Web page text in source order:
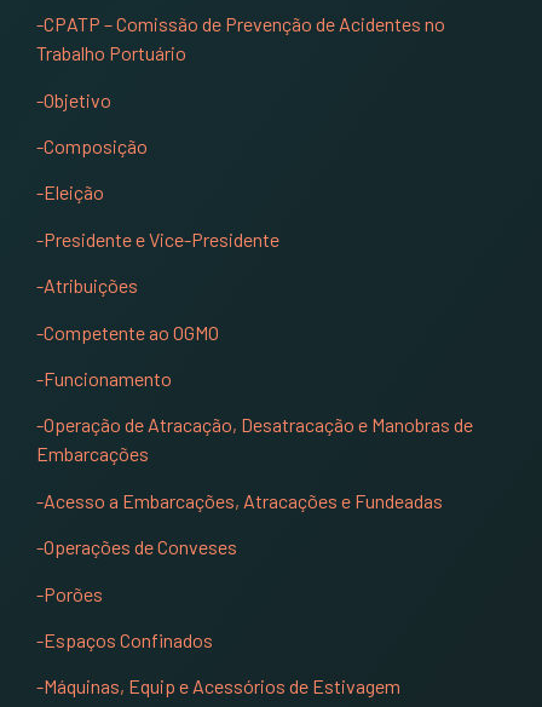
-CPATP – Comissão de Prevenção de Acidentes no
Trabalho Portuário
-Objetivo
-Composição
-Eleição
-Presidente e Vice-Presidente
-Atribuições
-Competente ao OGMO
-Funcionamento
-Operação de Atracação, Desatracação e Manobras de
Embarcações
-Acesso a Embarcações, Atracações e Fundeadas
-Operações de Conveses
-Porões
-Espaços Confinados
-Máquinas, Equip e Acessórios de Estivagem